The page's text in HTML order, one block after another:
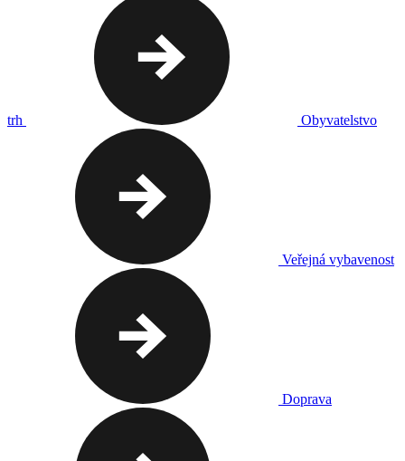
trh Obyvatelstvo
Veřejná vybavenost
Doprava